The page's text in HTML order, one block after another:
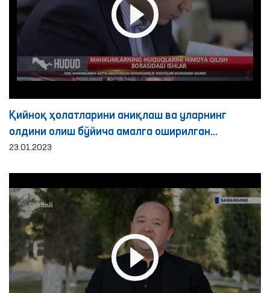
Қийноқ ҳолатларини аниқлаш ва уларнинг
олдини олиш бўйича амалга оширилган
ислоҳотлар
23.01.2023